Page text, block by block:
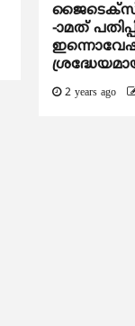
ജൈടെക്സ്
-ാമത്
2 years ago